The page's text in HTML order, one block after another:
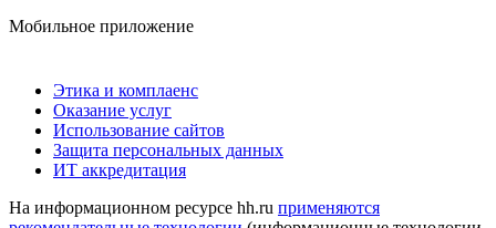
Мобильное приложение
Этика и комплаенс
Оказание услуг
Использование сайтов
Защита персональных данных
ИТ аккредитация
На информационном ресурсе hh.ru применяются